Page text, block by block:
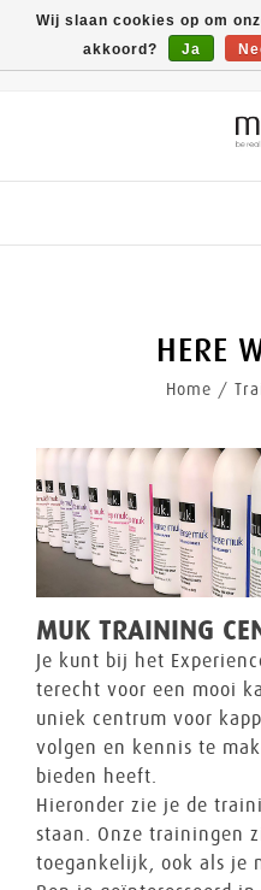
HERE
Home /
MUK TRAINING
Je kunt bij het
terecht voor een mooi
uniek centrum voor
volgen en kennis te
bieden heeft.
Hieronder zie je de
staan. Onze trainingen
toegankelijk, ook als je
Wij slaan cookies op om
akkoord?
Ja